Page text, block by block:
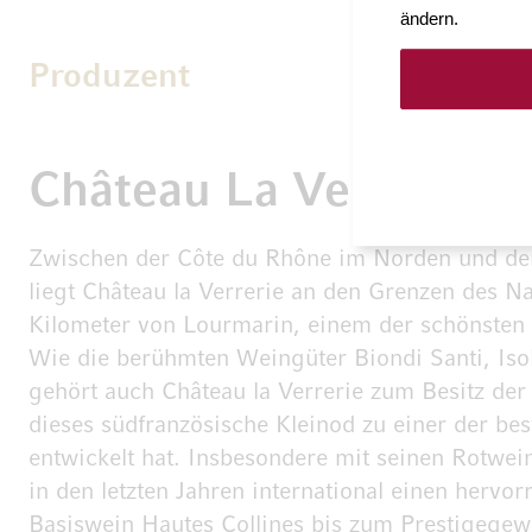
ändern.
Produzent
Château La Verrerie
Zwischen der Côte du Rhône im Norden und
liegt Château la Verrerie an den Grenzen des
Kilometer von Lourmarin, einem der
Wie die berühmten Weingüter Biondi Santi,
gehört auch Château la Verrerie zum Besitz
dieses südfranzösische Kleinod zu einer der
entwickelt hat. Insbesondere mit seinen
in den letzten Jahren international einen
Basiswein Hautes Collines bis zum